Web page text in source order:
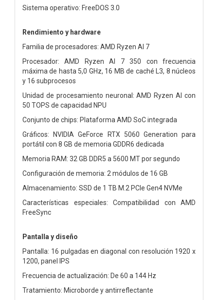
Sistema operativo: FreeDOS 3.0
Rendimiento y hardware
Familia de procesadores: AMD Ryzen AI 7
Procesador: AMD Ryzen AI 7 350 con frecuencia
máxima de hasta 5,0 GHz, 16 MB de caché L3, 8 núcleos
y 16 subprocesos
Unidad de procesamiento neuronal: AMD Ryzen AI con
50 TOPS de capacidad NPU
Conjunto de chips: Plataforma AMD SoC integrada
Gráficos: NVIDIA GeForce RTX 5060 Generation para
portátil con 8 GB de memoria GDDR6 dedicada
Memoria RAM: 32 GB DDR5 a 5600 MT por segundo
Configuración de memoria: 2 módulos de 16 GB
Almacenamiento: SSD de 1 TB M.2 PCIe Gen4 NVMe
Características especiales: Compatibilidad con AMD
FreeSync
Pantalla y diseño
Pantalla: 16 pulgadas en diagonal con resolución 1920 x
1200, panel IPS
Frecuencia de actualización: De 60 a 144 Hz
Tratamiento: Microborde y antirreflectante